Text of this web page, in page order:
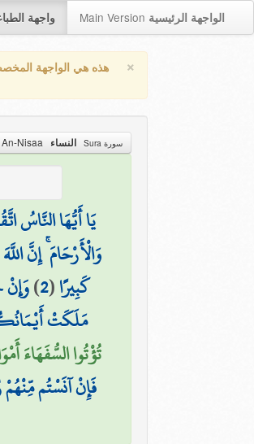
واجهة Main Version الواجهة الرئيسية
× هذه هي الواجهة
سورة Sura النساء
يَا أَيُّهَا النَّاسُ
وَالْأَرْحَامَ ۚ إِنَّ
كَبِيرًا(
2
)وَإِنْ
مَلَكَتْ
تُؤْتُوا السُّفَهَاءَ
فَإِنْ آنَسْتُم